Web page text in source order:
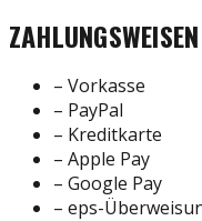
ZAHLUNGSWEISEN
– Vorkasse
– PayPal
– Kreditkarte
– Apple Pay
– Google Pay
– eps-